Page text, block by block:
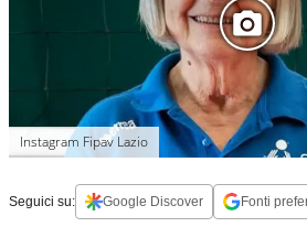
Instagram Fipav Lazio
Seguici su: Google Discover Fonti